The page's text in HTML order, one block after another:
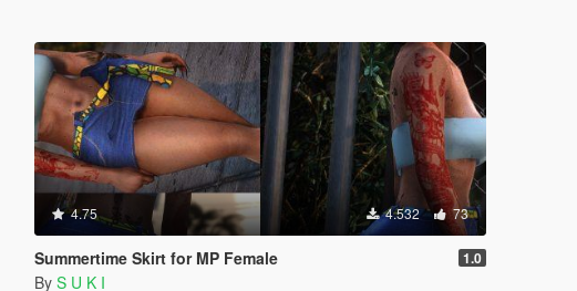
4.75 4.532 73
Summertime Skirt for MP Female 1.0
By S U K I